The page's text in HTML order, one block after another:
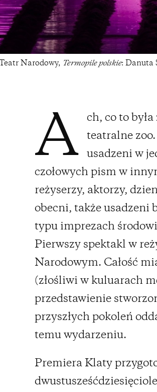
Teatr Narodowy, Termopile polskie: Danuta
A
ch, co to była
teatralne
usadzeni w
czołowych pism w
reżyserzy, aktorzy,
obecni, także usadzeni
typu imprezach
Pierwszy spektakl w
Narodowym. Całość
(złośliwi w kuluarach
przedstawienie
przyszłych pokoleń
temu wydarzeniu.
Premiera Klaty